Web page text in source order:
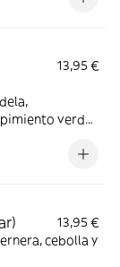
13,95 €
verde
13,95 €
cebolla y